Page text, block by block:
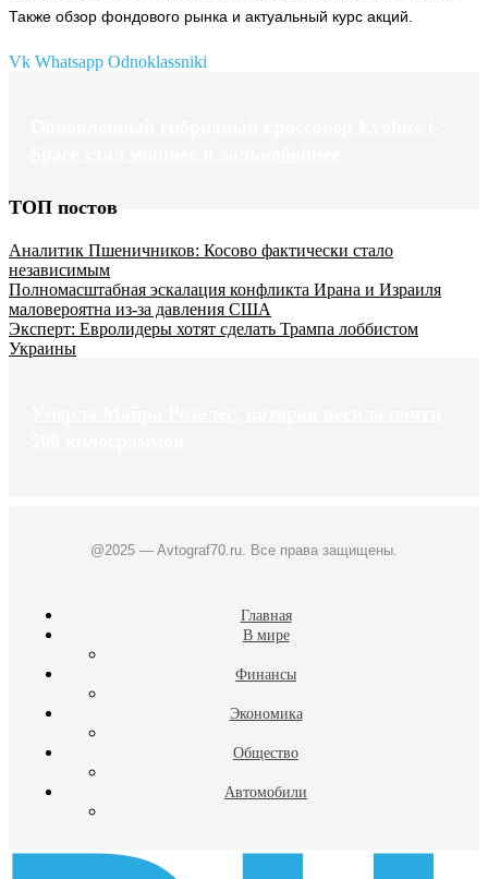
Также обзор фондового рынка и актуальный курс акций.
Vk Whatsapp Odnoklassniki
ТОП постов
Аналитик Пшеничников: Косово фактически стало
независимым
Полномасштабная эскалация конфликта Ирана и Израиля
маловероятна из-за давления США
Эксперт: Евролидеры хотят сделать Трампа лоббистом
Украины
@2025 — Avtograf70.ru. Все права защищены.
Главная
В мире
Финансы
Экономика
Общество
Автомобили